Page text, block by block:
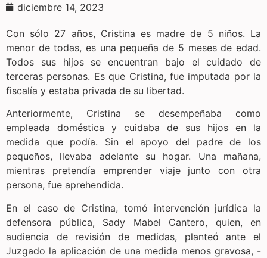
diciembre 14, 2023
Con sólo 27 años, Cristina es madre de 5 niños. La
menor de todas, es una pequeña de 5 meses de edad.
Todos sus hijos se encuentran bajo el cuidado de
terceras personas. Es que Cristina, fue imputada por la
fiscalía y estaba privada de su libertad.
Anteriormente, Cristina se desempeñaba como
empleada doméstica y cuidaba de sus hijos en la
medida que podía. Sin el apoyo del padre de los
pequeños, llevaba adelante su hogar. Una mañana,
mientras pretendía emprender viaje junto con otra
persona, fue aprehendida.
En el caso de Cristina, tomó intervención jurídica la
defensora pública, Sady Mabel Cantero, quien, en
audiencia de revisión de medidas, planteó ante el
Juzgado la aplicación de una medida menos gravosa, -